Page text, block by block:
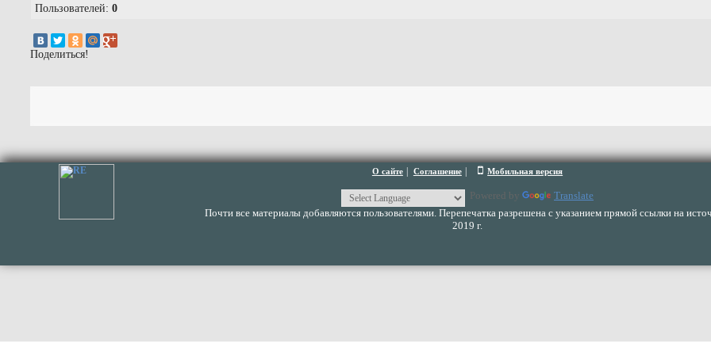
Пользователей: 0
Поделиться!
О сайте Соглашение Мобильная версия
Powered by
Translate
Почти все материалы добавляются пользователями. Перепечатка разрешена с указанием прямой ссылки на
2019 г.